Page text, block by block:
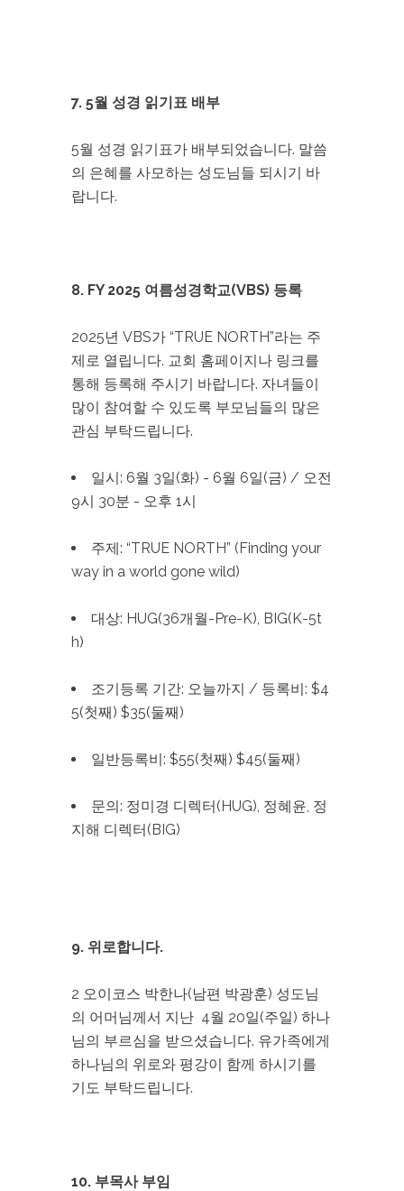
7. 5월 성경 읽기표 배부
5월 성경 읽기표가 배부되었습니다. 말씀
의 은혜를 사모하는 성도님들 되시기 바
랍니다.
8. FY 2025 여름성경학교(VBS) 등록
2025년 VBS가 “TRUE NORTH”라는 주
제로 열립니다. 교회 홈페이지나 링크를
통해 등록해 주시기 바랍니다. 자녀들이
많이 참여할 수 있도록 부모님들의 많은
관심 부탁드립니다.
일시: 6월 3일(화) - 6월 6일(금) / 오전
9시 30분 - 오후 1시
주제: “TRUE NORTH” (Finding your
way in a world gone wild)
대상: HUG(36개월-Pre-K), BIG(K-5t
h)
조기등록 기간: 오늘까지 / 등록비: $4
5(첫째) $35(둘째)
일반등록비: $55(첫째) $45(둘째)
문의: 정미경 디렉터(HUG), 정혜윤, 정
지해 디렉터(BIG)
9. 위로합니다.
2 오이코스 박한나(남편 박광훈) 성도님
의 어머님께서 지난 4월 20일(주일) 하나
님의 부르심을 받으셨습니다. 유가족에게
하나님의 위로와 평강이 함께 하시기를
기도 부탁드립니다.
10. 부목사 부임